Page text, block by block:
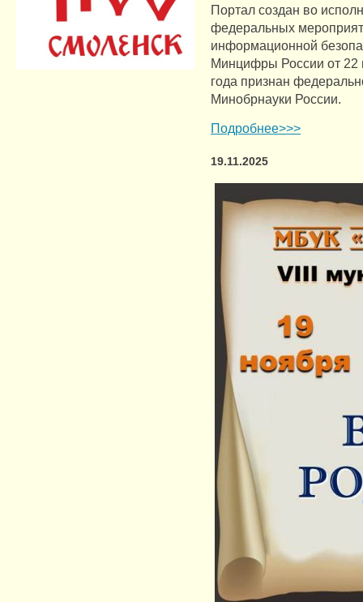
Портал создан во
федеральных
информационной
Минцифры России от 22
года признан
Минобрнауки России.
Подробнее>>>
19.11.2025